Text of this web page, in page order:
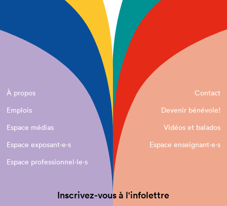
À propos
Contact
Emplois
Devenir bénévole!
Espace médias
Vidéos et balados
Espace exposant·e⋅s
Espace enseignant·e⋅s
Espace professionnel·le⋅s
Inscrivez-vous à l'infolettre